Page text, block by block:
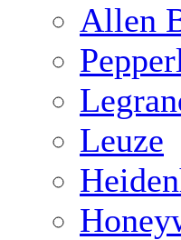
Allen
Leuze